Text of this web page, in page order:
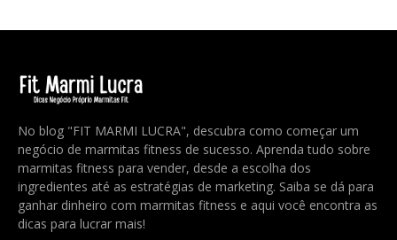
No blog "FIT MARMI LUCRA", descubra como começar um
negócio de marmitas fitness de sucesso. Aprenda tudo sobre
marmitas fitness para vender, desde a escolha dos
ingredientes até as estratégias de marketing. Saiba se dá para
ganhar dinheiro com marmitas fitness e aqui você encontra as
dicas para lucrar mais!